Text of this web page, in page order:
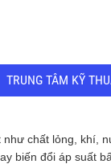
TRUNG TÂM KỸ
chất lỏng, khí,
biến đổi áp suất